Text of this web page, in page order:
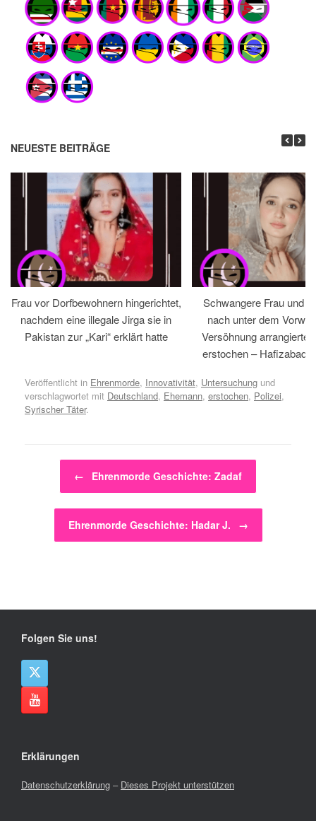
NEUESTE BEITRÄGE
Frau vor Dorfbewohnern hingerichtet,
nachdem eine illegale Jirga sie in
Pakistan zur „Kari“ erklärt hatte
Schwangere Frau und
nach unter dem
Versöhnung
erstochen – Hafizabad,
Veröffentlicht in Ehrenmorde, Innovativität, Untersuchung und
verschlagwortet mit Deutschland, Ehemann, erstochen, Polizei,
Syrischer Täter.
Beitragsnavigation
← Ehrenmorde Geschichte: Zadaf
Ehrenmorde Geschichte: Hadar J. →
Folgen Sie uns!
Erklärungen
Datenschutzerklärung – Dieses Projekt unterstützen